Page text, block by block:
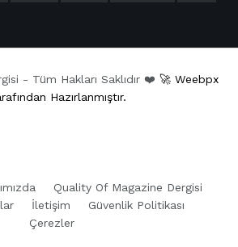
- Tüm Hakları Saklıdır ❤️ 🚀 Weebpx
Hazırlanmıştır.
Quality Of Magazine Dergisi
İletişim
Güvenlik Politikası
Çerezler